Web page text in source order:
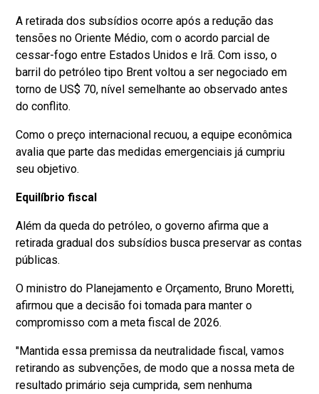
A retirada dos subsídios ocorre após a redução das
tensões no Oriente Médio, com o acordo parcial de
cessar-fogo entre Estados Unidos e Irã. Com isso, o
barril do petróleo tipo Brent voltou a ser negociado em
torno de US$ 70, nível semelhante ao observado antes
do conflito.
Como o preço internacional recuou, a equipe econômica
avalia que parte das medidas emergenciais já cumpriu
seu objetivo.
Equilíbrio fiscal
Além da queda do petróleo, o governo afirma que a
retirada gradual dos subsídios busca preservar as contas
públicas.
O ministro do Planejamento e Orçamento, Bruno Moretti,
afirmou que a decisão foi tomada para manter o
compromisso com a meta fiscal de 2026.
"Mantida essa premissa da neutralidade fiscal, vamos
retirando as subvenções, de modo que a nossa meta de
resultado primário seja cumprida, sem nenhuma